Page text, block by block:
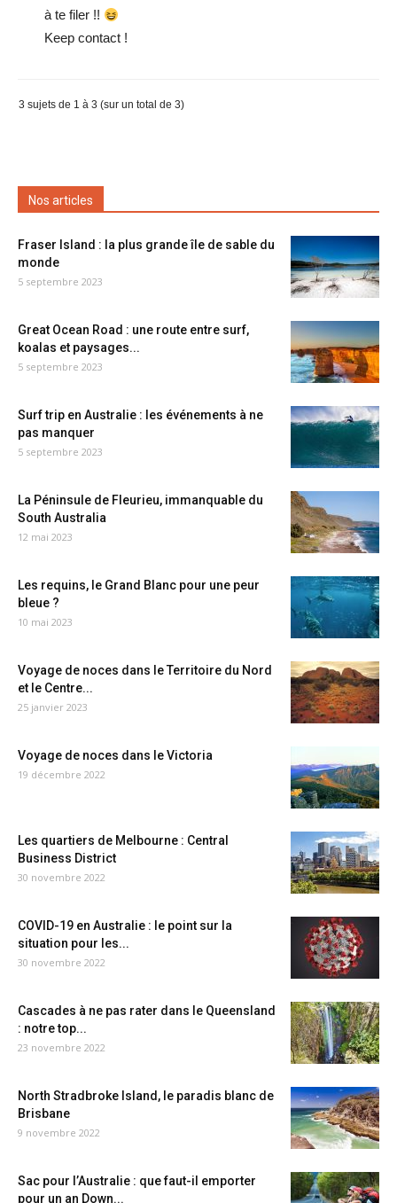
à te filer !!
Keep contact !
3 sujets de 1 à 3 (sur un total de 3)
Nos articles
Fraser Island : la plus grande île de sable du
monde
5 septembre 2023
Great Ocean Road : une route entre surf,
koalas et paysages...
5 septembre 2023
Surf trip en Australie : les événements à ne
pas manquer
5 septembre 2023
La Péninsule de Fleurieu, immanquable du
South Australia
12 mai 2023
Les requins, le Grand Blanc pour une peur
bleue ?
10 mai 2023
Voyage de noces dans le Territoire du Nord
et le Centre...
25 janvier 2023
Voyage de noces dans le Victoria
19 décembre 2022
Les quartiers de Melbourne : Central
Business District
30 novembre 2022
COVID-19 en Australie : le point sur la
situation pour les...
30 novembre 2022
Cascades à ne pas rater dans le Queensland
: notre top...
23 novembre 2022
North Stradbroke Island, le paradis blanc de
Brisbane
9 novembre 2022
Sac pour l’Australie : que faut-il emporter
pour un an Down...